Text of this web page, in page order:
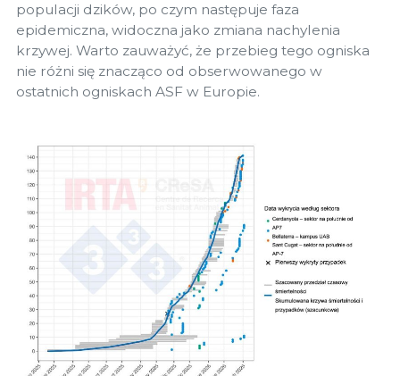
populacji dzików, po czym następuje faza
epidemiczna, widoczna jako zmiana nachylenia
krzywej. Warto zauważyć, że przebieg tego ogniska
nie różni się znacząco od obserwowanego w
ostatnich ogniskach ASF w Europie.